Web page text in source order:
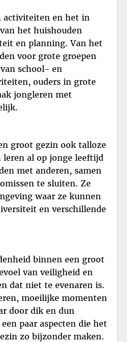
activiteiten en het in
het huishouden
en planning. Van het
voor grote groepen
school- en
ouders in grote
jongleren met
groot gezin ook talloze
leren al op jonge leeftijd
met anderen, samen
te sluiten. Ze
waar ze kunnen
en verschillende
binnen een groot
van veiligheid en
dat niet te evenaren is.
moeilijke momenten
door dik en dun
paar aspecten die het
zo bijzonder maken.